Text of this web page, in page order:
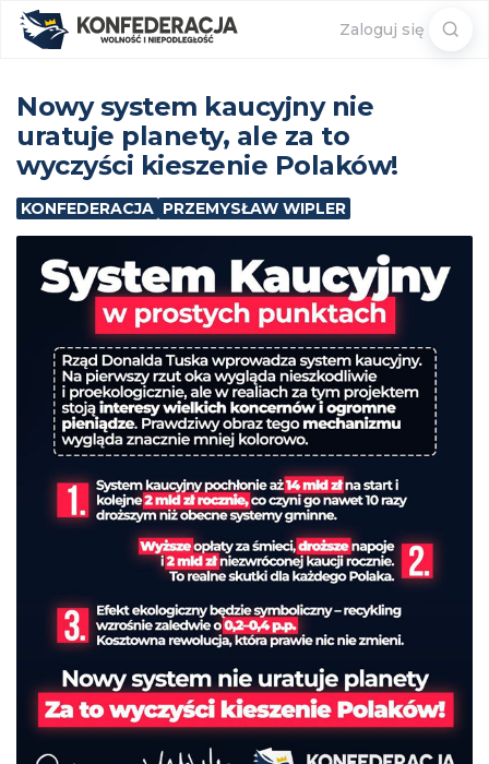
Zaloguj się
Nowy system kaucyjny nie
uratuje planety, ale za to
wyczyści kieszenie Polaków!
KONFEDERACJA PRZEMYSŁAW WIPLER